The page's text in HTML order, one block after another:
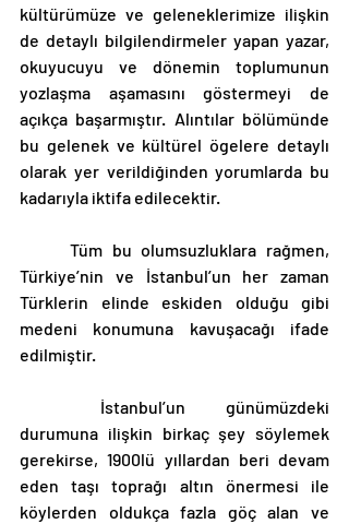
kültürümüze ve geleneklerimize ilişkin
de detaylı bilgilendirmeler yapan yazar,
okuyucuyu ve dönemin toplumunun
yozlaşma aşamasını göstermeyi de
açıkça başarmıştır. Alıntılar bölümünde
bu gelenek ve kültürel ögelere detaylı
olarak yer verildiğinden yorumlarda bu
kadarıyla iktifa edilecektir.
Türkiye’nin ve İstanbul’un her zaman
Türklerin elinde eskiden olduğu gibi
medeni konumuna kavuşacağı ifade
edilmiştir.
durumuna ilişkin birkaç şey söylemek
gerekirse, 1900lü yıllardan beri devam
eden taşı toprağı altın önermesi ile
köylerden oldukça fazla göç alan ve